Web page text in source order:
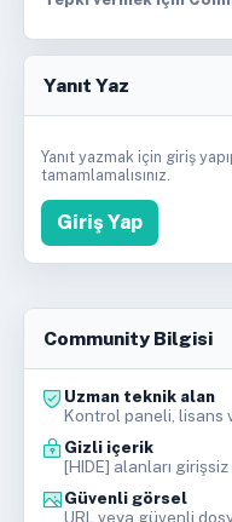
Yanıt Yaz
Yanıt yazmak için giriş
tamamlamalısınız.
Giriş Yap
Community Bilgisi
Uzman teknik alan
Kontrol paneli, lisans
Gizli içerik
[HIDE] alanları girişsiz
Güvenli görsel
URL veya güvenli